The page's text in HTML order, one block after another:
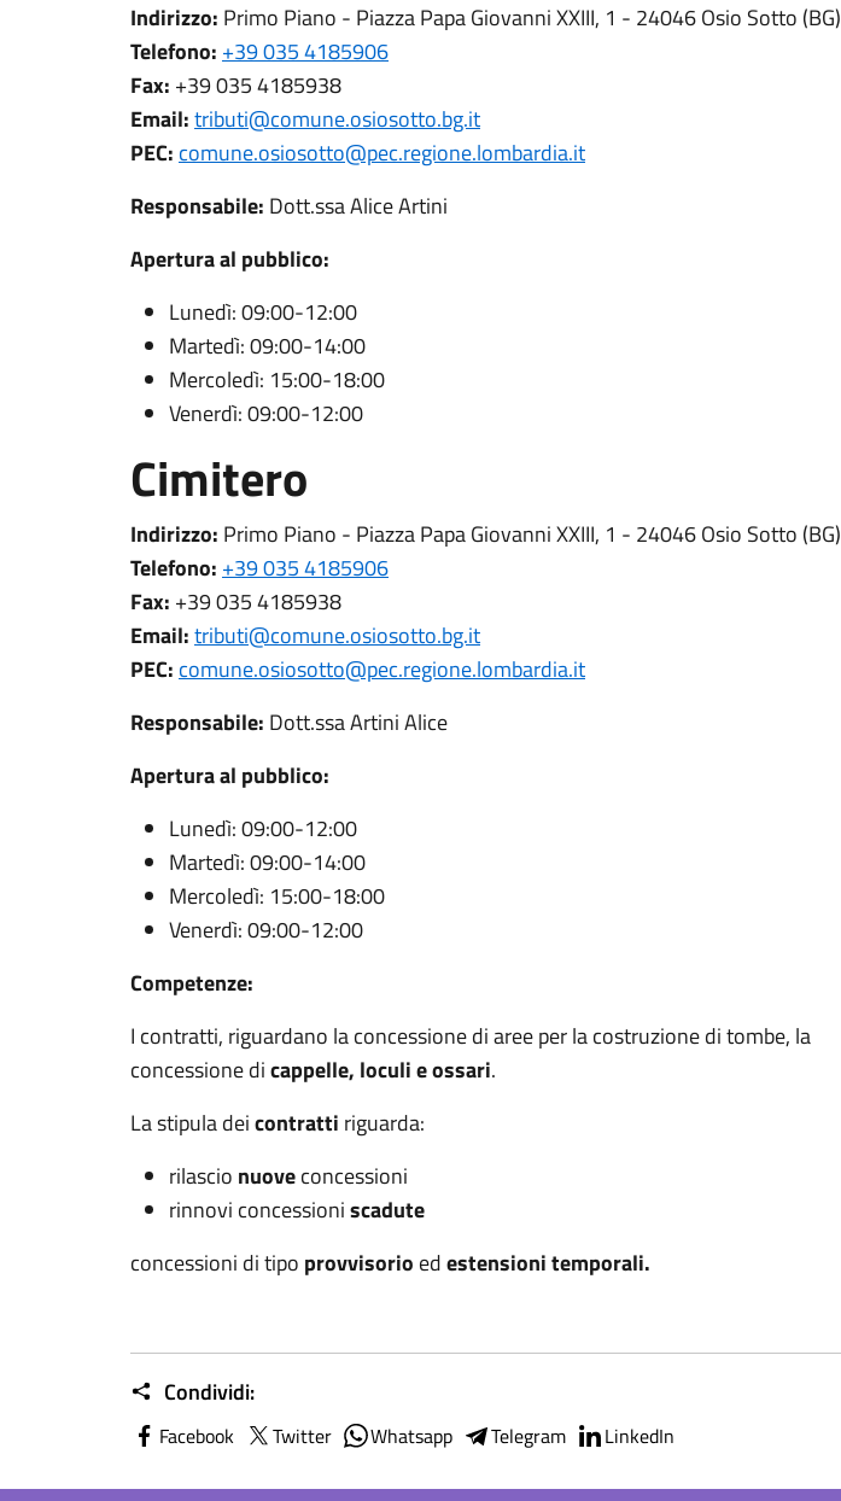
Indirizzo: Primo Piano - Piazza Papa Giovanni XXIII, 1 - 24046 Osio Sotto (BG)
Telefono: +39 035 4185906
Fax: +39 035 4185938
Email:tributi@comune.osiosotto.bg.it
PEC: comune.osiosotto@pec.regione.lombardia.it
Responsabile: Dott.ssa Alice Artini
Apertura al pubblico:
Lunedì: 09:00-12:00
Martedì: 09:00-14:00
Mercoledì: 15:00-18:00
Venerdì: 09:00-12:00
Cimitero
Indirizzo: Primo Piano - Piazza Papa Giovanni XXIII, 1 - 24046 Osio Sotto (BG)
Telefono: +39 035 4185906
Fax: +39 035 4185938
Email:tributi@comune.osiosotto.bg.it
PEC: comune.osiosotto@pec.regione.lombardia.it
Responsabile: Dott.ssa Artini Alice
Apertura al pubblico:
Lunedì: 09:00-12:00
Martedì: 09:00-14:00
Mercoledì: 15:00-18:00
Venerdì: 09:00-12:00
Competenze:
I contratti, riguardano la concessione di aree per la costruzione di tombe, la
concessione dicappelle, loculi e ossari.
La stipula deicontratti riguarda:
rilascio nuoveconcessioni
rinnovi concessioniscadute
concessioni di tipo provvisorio edestensioni temporali.
Condividi:
Facebook Twitter Whatsapp Telegram LinkedIn